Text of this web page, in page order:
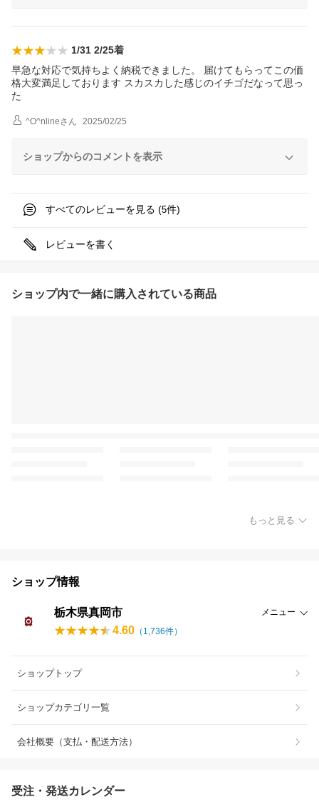
1/31 2/25着
早急な対応で気持ちよく納税できました。 届けてもらってこの価
格大変満足しております スカスカした感じのイチゴだなって思っ
た
^O^nlineさん 2025/02/25
ショップからのコメントを表示
すべてのレビューを見る (5件)
レビューを書く
ショップ内で一緒に購入されている商品
もっと見る
ショップ情報
栃木県真岡市 メニュー
4.60 （ 1,736件）
ショップトップ
ショップカテゴリ一覧
会社概要（支払・配送方法）
受注・発送カレンダー